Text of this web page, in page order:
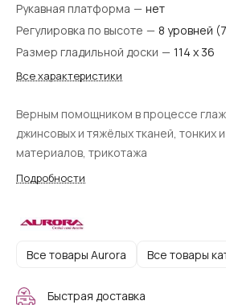
Рукавная платформа — нет
Регулировка по высоте — 8 уровней
Размер гладильной доски — 114 х 36
Все характеристики
Верным помощником в процессе
джинсовых и тяжёлых тканей, тонких
материалов, трикотажа
Подробности
Все товары Aurora Все товары
Быстрая доставка